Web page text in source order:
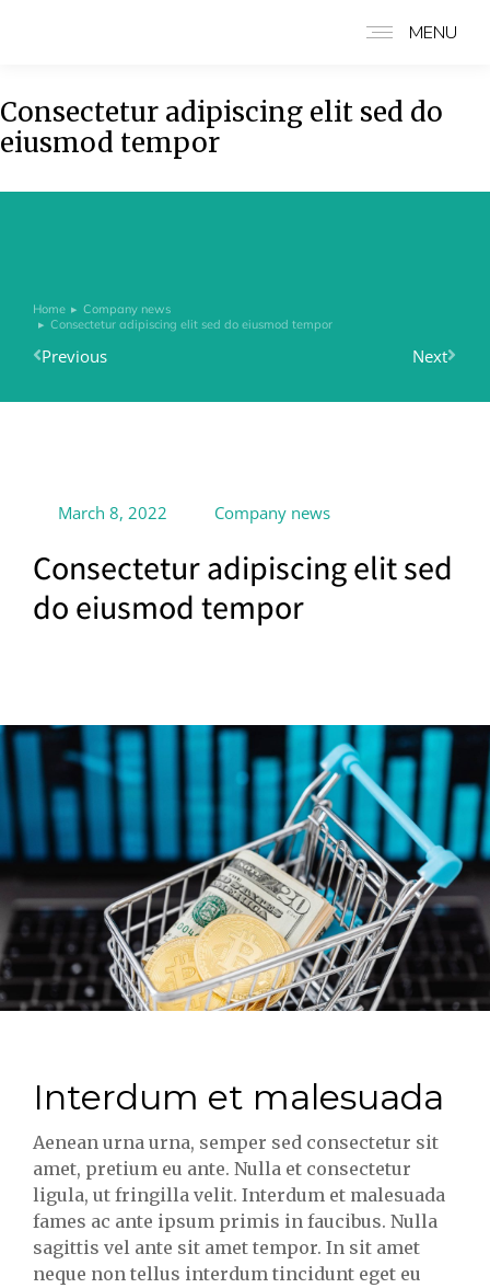
MENU
Consectetur adipiscing elit sed do
eiusmod tempor
You are here:
Home
Company news
Consectetur adipiscing elit sed do eiusmod tempor
Previous Next
March 8, 2022 Company news
Consectetur adipiscing elit sed
do eiusmod tempor
Interdum et malesuada
Aenean urna urna, semper sed consectetur sit
amet, pretium eu ante. Nulla et consectetur
ligula, ut fringilla velit. Interdum et malesuada
fames ac ante ipsum primis in faucibus. Nulla
sagittis vel ante sit amet tempor. In sit amet
neque non tellus interdum tincidunt eget eu